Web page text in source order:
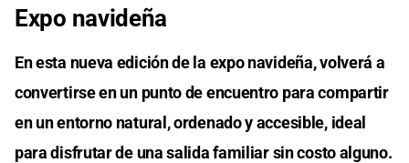
Expo navideña
En esta nueva edición de la expo navideña, volverá a
convertirse en un punto de encuentro para compartir
en un entorno natural, ordenado y accesible, ideal
para disfrutar de una salida familiar sin costo alguno.